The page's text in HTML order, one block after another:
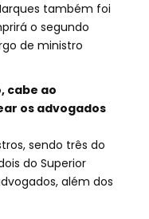
também foi
o segundo
de ministro
cabe ao
os advogados
sendo três do
do Superior
além dos